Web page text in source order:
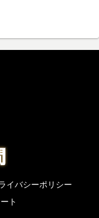
イバシーポリシー
ト